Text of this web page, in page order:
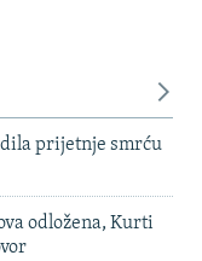
prijetnje smrću
odložena, Kurti